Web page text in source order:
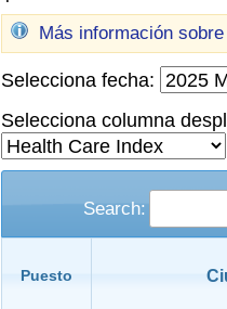
Más información
Selecciona fecha:
Selecciona columna
Search:
Puesto
Índice de criminalidad
Índice de Sanidad
Índice de Sanidad
Índice de Sanidad por
Contaminación